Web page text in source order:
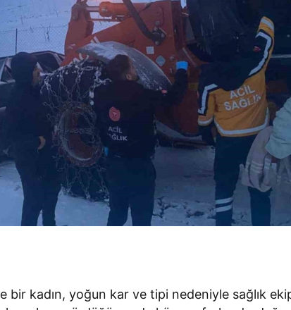
bir kadın, yoğun kar ve tipi nedeniyle sağlık